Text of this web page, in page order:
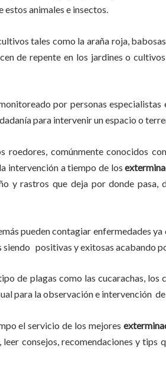
animales e insectos.
tales como la araña roja,
de repente en los jardines o
por personas especialistas
para intervenir un espacio o
comúnmente conocidos
intervención a tiempo de los
y rastros que deja por donde
pueden contagiar enfermedades
siendo positivas y exitosas acabando
de plagas como las cucarachas, los
para la observación e intervención
el servicio de los mejores
consejos, recomendaciones y tips